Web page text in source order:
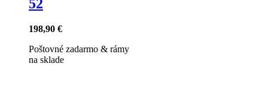
52
198,90 €
Poštovné zadarmo & rámy
na sklade